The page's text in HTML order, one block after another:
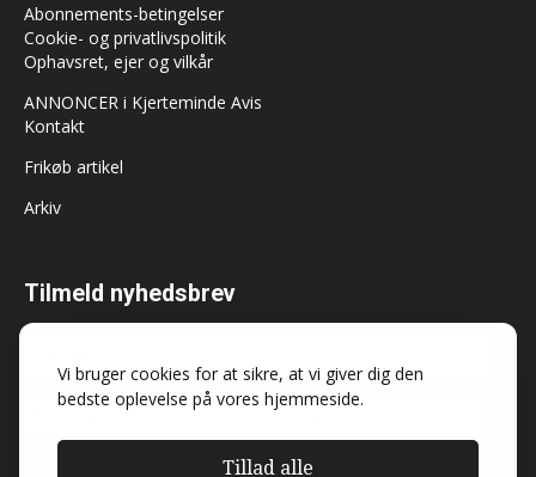
Vi bruger cookies for at sikre, at vi giver dig den
bedste oplevelse på vores hjemmeside.
Tillad alle
Abonnements-betingelser
Cookie- og privatlivspolitik
Ophavsret, ejer og vilkår
ANNONCER i Kjerteminde Avis
Kontakt
Frikøb artikel
Arkiv
Tilmeld nyhedsbrev
Må Kjerteminde Avis sende dig nyheder og